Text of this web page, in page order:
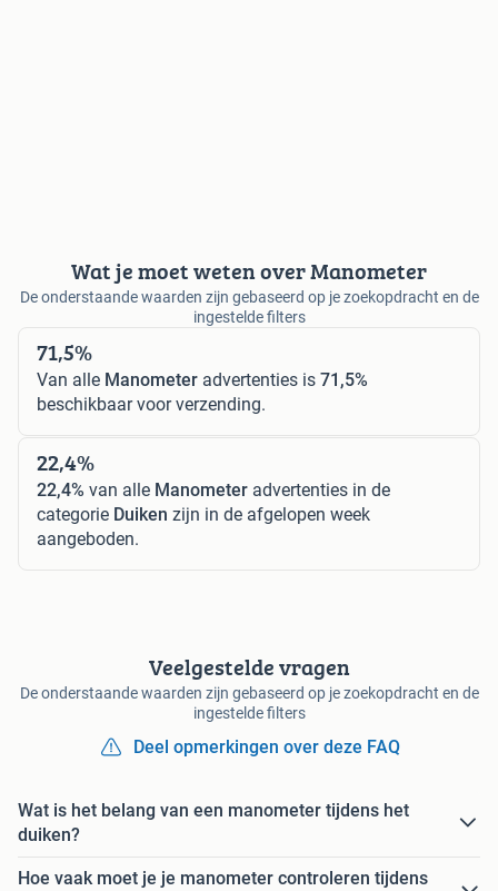
Wat je moet weten over Manometer
De onderstaande waarden zijn gebaseerd op je zoekopdracht en de
ingestelde filters
71,5%
Van alle Manometer advertenties is 71,5%
beschikbaar voor verzending.
22,4%
22,4% van alle Manometer advertenties in de
categorie Duiken zijn in de afgelopen week
aangeboden.
Veelgestelde vragen
De onderstaande waarden zijn gebaseerd op je zoekopdracht en de
ingestelde filters
Deel opmerkingen over deze FAQ
Wat is het belang van een manometer tijdens het
duiken?
Hoe vaak moet je je manometer controleren tijdens